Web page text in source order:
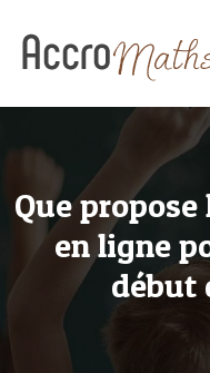
Que propose
en ligne
début